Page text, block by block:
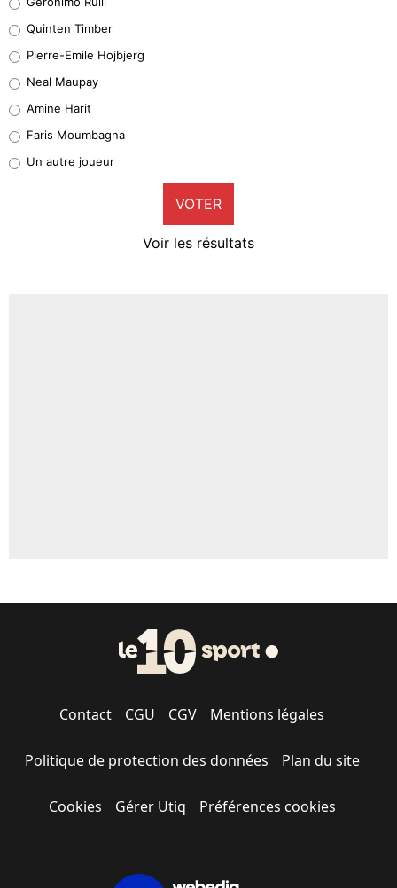
32%
5%
1%
9%
Quinten Timber
Pierre-Emile Hojbjerg
Neal Maupay
Amine Harit
Faris Moumbagna
Un autre joueur
VOTER
Voir les résultats
Contact CGU CGV Mentions légales
Politique de protection des données Plan du site
Cookies Gérer Utiq Préférences cookies